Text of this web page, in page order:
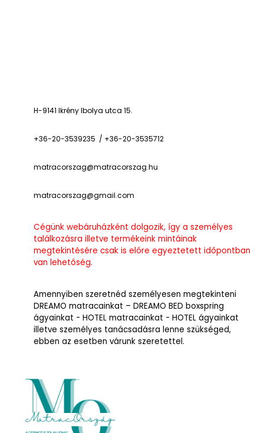
H-9141 Ikrény Ibolya utca 15.
+36-20-3539235 / +36-20-3535712
matracorszag@matracorszag.hu
matracorszag@gmail.com
Cégünk webáruházként dolgozik, így a személyes
találkozásra illetve termékeink mintáinak
megtekintésére csak is előre egyeztetett időpontban
van lehetőség.
Amennyiben szeretnéd személyesen megtekinteni
DREAMO matracainkat – DREAMO BED boxspring
ágyainkat - HOTEL matracainkat - HOTEL ágyainkat
illetve személyes tanácsadásra lenne szükséged,
ebben az esetben várunk szeretettel.